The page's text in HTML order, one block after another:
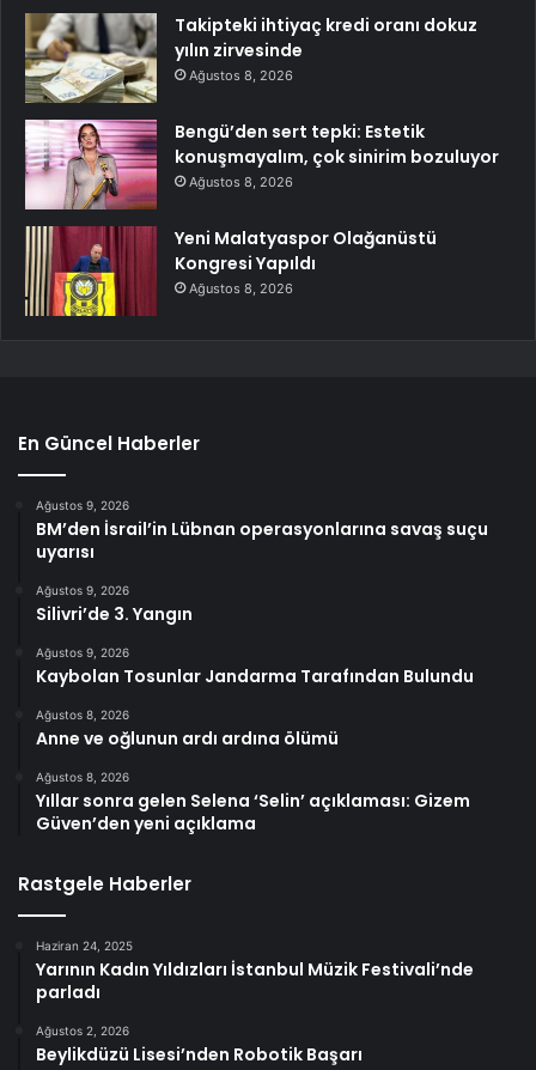
Takipteki ihtiyaç kredi oranı dokuz
yılın zirvesinde
Ağustos 8, 2026
Bengü’den sert tepki: Estetik
konuşmayalım, çok sinirim bozuluyor
Ağustos 8, 2026
Yeni Malatyaspor Olağanüstü
Kongresi Yapıldı
Ağustos 8, 2026
En Güncel Haberler
Ağustos 9, 2026
BM’den İsrail’in Lübnan operasyonlarına savaş suçu
uyarısı
Ağustos 9, 2026
Silivri’de 3. Yangın
Ağustos 9, 2026
Kaybolan Tosunlar Jandarma Tarafından Bulundu
Ağustos 8, 2026
Anne ve oğlunun ardı ardına ölümü
Ağustos 8, 2026
Yıllar sonra gelen Selena ‘Selin’ açıklaması: Gizem
Güven’den yeni açıklama
Rastgele Haberler
Haziran 24, 2025
Yarının Kadın Yıldızları İstanbul Müzik Festivali’nde
parladı
Ağustos 2, 2026
Beylikdüzü Lisesi’nden Robotik Başarı